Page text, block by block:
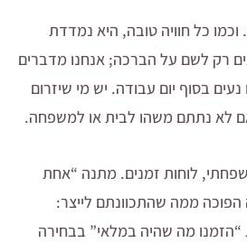
וכמו כל חוויה טובה, היא נמדדת
רק לשם על הברכה; אנחנו מדברים
בסוף יום עבודה. יש מי שיזרום
אם לא נתתם משהו לבית או למשפחה.
לוחות זמנים. מתנה “אחת
ממה שהתכוונתם לייצר:
מה שהיה במלאי” בבחירה